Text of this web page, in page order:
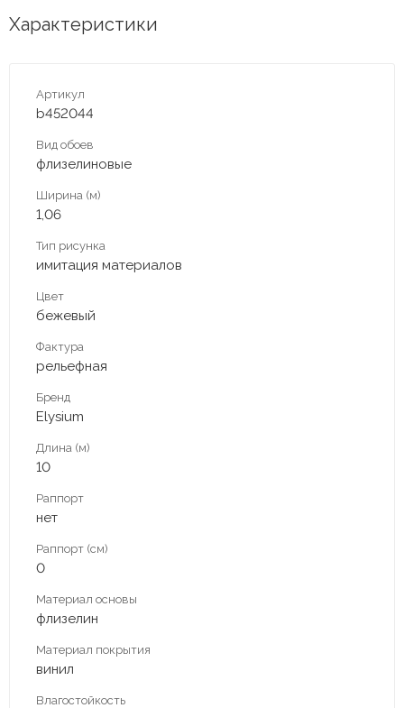
Характеристики
Артикул
b452044
Вид обоев
флизелиновые
Ширина (м)
1,06
Тип рисунка
имитация материалов
Цвет
бежевый
Фактура
рельефная
Бренд
Elysium
Длина (м)
10
Раппорт
нет
Раппорт (см)
0
Материал основы
флизелин
Материал покрытия
винил
Влагостойкость